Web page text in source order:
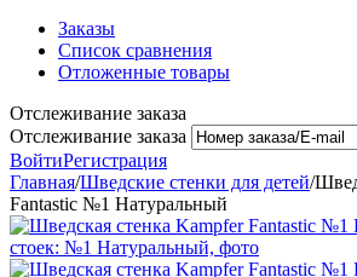
Заказы
Список сравнения
Отложенные товары
Отслеживание заказа
Отслеживание заказа
ВойтиРегистрация
Главная/Шведские стенки для детей/
Fantastic №1 Натуральный